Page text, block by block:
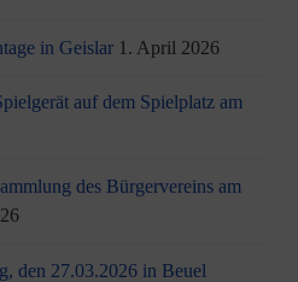
in Geislar 1. April 2026
auf dem Spielplatz am
des Bürgervereins am
den 27.03.2026 in Beuel